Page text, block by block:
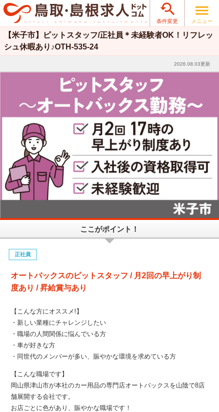

条件変更 メニュー
【米子市】ピットスタッフ/正社員＊未経験者OK！リフレッ
シュ休暇あり♪OTH-535-24
2026.08.03更新
ここがポイント！
正社員
オートバックスのピットスタッフ / 月2回の早上がり制
度あり / 昇給賞与あり
【こんな方にオススメ!】
・新しい業種にチャレンジしたい
・職場の人間関係に悩んでいる方
・車が好きな方
・同世代のメンバーが多い、賑やかな環境を求めている方
【こんな職場です】
岡山県津山市が本社のカー用品の専門店オートバックスを山陰で8店
舗展開する会社です。
お店ごとに色があり、賑やかな職場です！